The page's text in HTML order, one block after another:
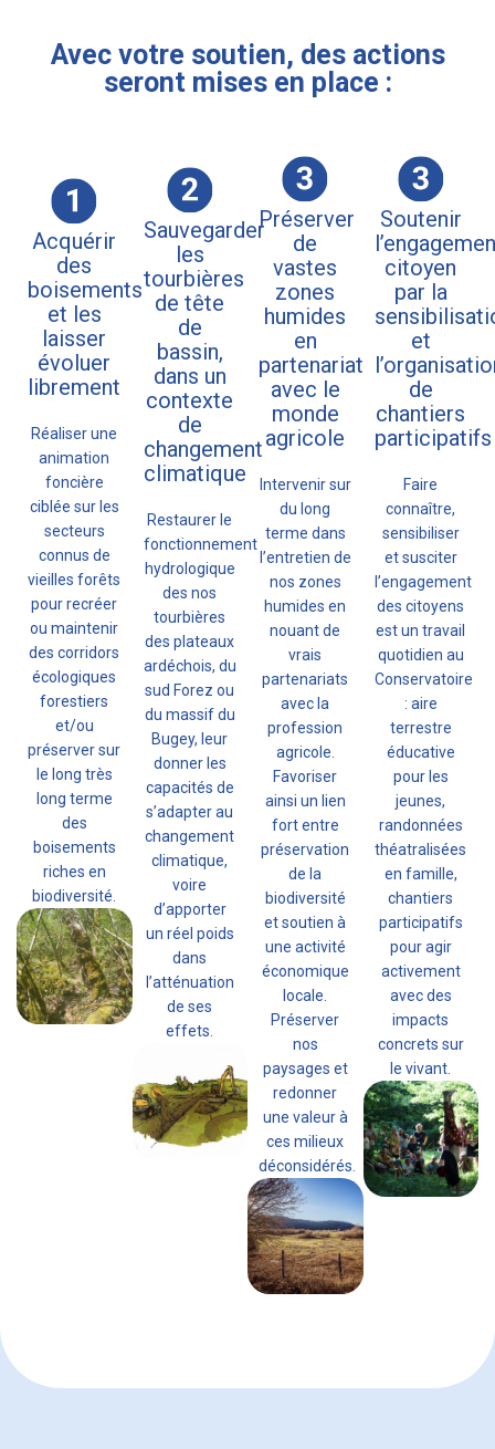
Avec votre soutien, des actions
seront mises en place :
Acquérir
des
boisements
et les
laisser
évoluer
librement​
Réaliser une
animation
foncière
ciblée sur les
secteurs
connus de
vieilles forêts
pour recréer
ou maintenir
des corridors
écologiques
forestiers
et/ou
préserver sur
le long très
long terme
des
boisements
riches en
biodiversité.
Sauvegarder
les
tourbières
de tête
de
bassin,
dans un
contexte
de
changement
climatique
Restaurer le
fonctionnement
hydrologique
des nos
tourbières
des plateaux
ardéchois, du
sud Forez ou
du massif du
Bugey, leur
donner les
capacités de
s’adapter au
changement
climatique,
voire
d’apporter
un réel poids
dans
l’atténuation
de ses
effets.
Préserver
de
vastes
zones
humides
en
partenariat
avec le
monde
agricole
Intervenir sur
du long
terme dans
l’entretien de
nos zones
humides en
nouant de
vrais
partenariats
avec la
profession
agricole.
Favoriser
ainsi un lien
fort entre
préservation
de la
biodiversité
et soutien à
une activité
économique
locale.
Préserver
nos
paysages et
redonner
une valeur à
ces milieux
déconsidérés.
Soutenir
citoyen
par la
et
de
chantiers
participatifs
Faire
connaître,
sensibiliser
et susciter
l’engagement
des citoyens
est un travail
quotidien au
Conservatoire
: aire
terrestre
éducative
pour les
jeunes,
randonnées
théatralisées
en famille,
chantiers
participatifs
pour agir
activement
avec des
impacts
concrets sur
le vivant.